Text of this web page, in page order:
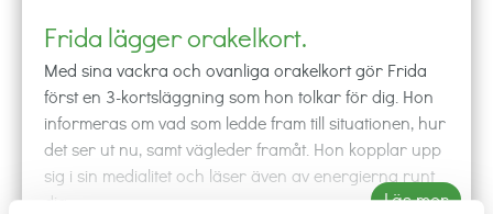
Frida lägger orakelkort.
Med sina vackra och ovanliga orakelkort gör Frida
först en 3-kortsläggning som hon tolkar för dig. Hon
informeras om vad som ledde fram till situationen, hur
det ser ut nu, samt vägleder framåt. Hon kopplar upp
sig i sin medialitet och läser även av energierna runt
dig.
Läs mer